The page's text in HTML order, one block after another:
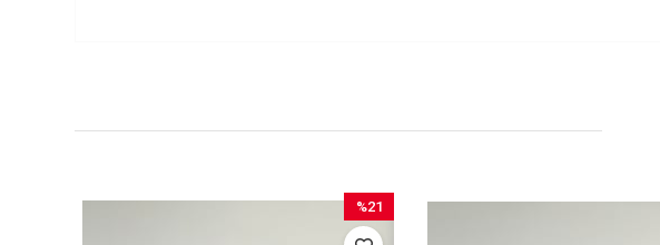
%21
İndirim